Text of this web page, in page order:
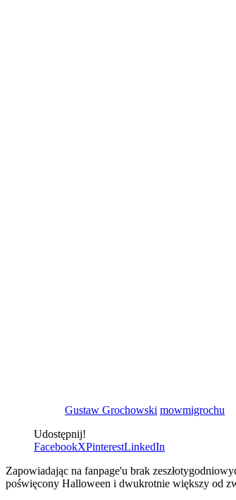
Gustaw Grochowski mowmigrochu
Udostępnij!
FacebookXPinterestLinkedIn
Zapowiadając na fanpage'u brak
poświęcony Halloween i dwukrotnie większy od